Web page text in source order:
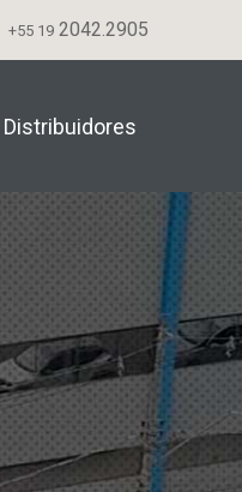
+55 19 2042.2905
Distribuidores